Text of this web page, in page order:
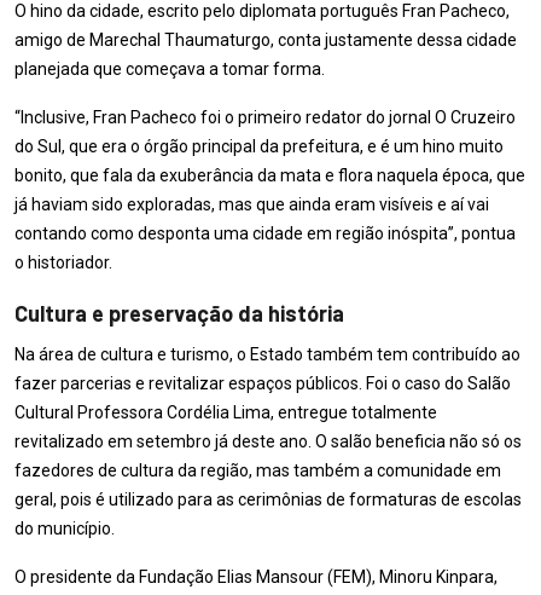
O hino da cidade, escrito pelo diplomata português Fran Pacheco,
amigo de Marechal Thaumaturgo, conta justamente dessa cidade
planejada que começava a tomar forma.
“Inclusive, Fran Pacheco foi o primeiro redator do jornal O Cruzeiro
do Sul, que era o órgão principal da prefeitura, e é um hino muito
bonito, que fala da exuberância da mata e flora naquela época, que
já haviam sido exploradas, mas que ainda eram visíveis e aí vai
contando como desponta uma cidade em região inóspita”, pontua
o historiador.
Cultura e preservação da história
Na área de cultura e turismo, o Estado também tem contribuído ao
fazer parcerias e revitalizar espaços públicos. Foi o caso do Salão
Cultural Professora Cordélia Lima, entregue totalmente
revitalizado em setembro já deste ano. O salão beneficia não só os
fazedores de cultura da região, mas também a comunidade em
geral, pois é utilizado para as cerimônias de formaturas de escolas
do município.
O presidente da Fundação Elias Mansour (FEM), Minoru Kinpara,